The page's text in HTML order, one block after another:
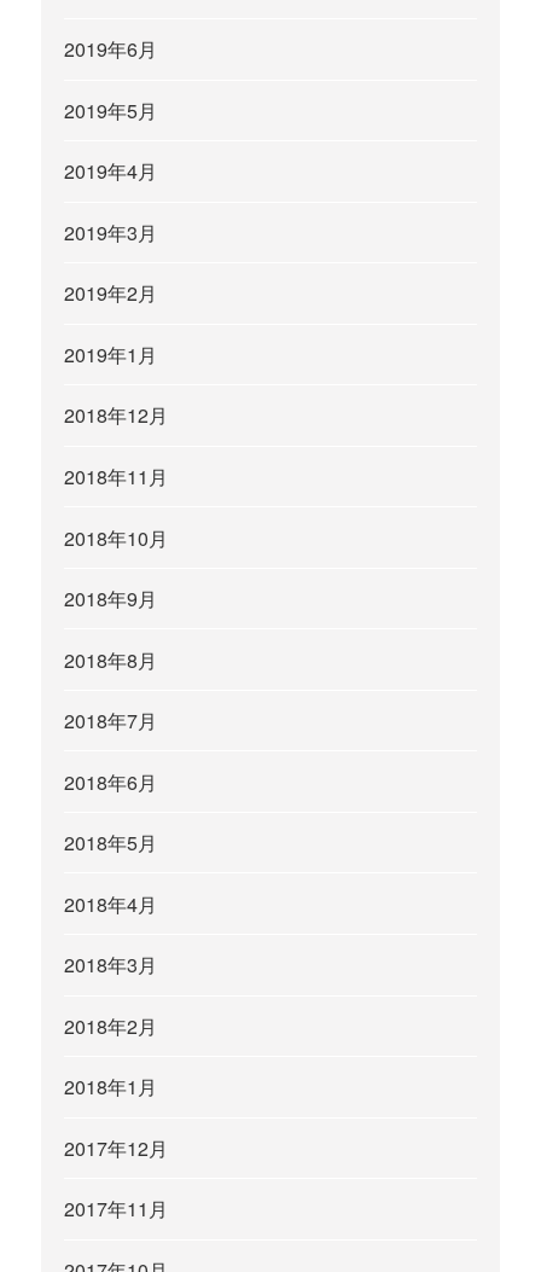
2019年6月
2019年5月
2019年4月
2019年3月
2019年2月
2019年1月
2018年12月
2018年11月
2018年10月
2018年9月
2018年8月
2018年7月
2018年6月
2018年5月
2018年4月
2018年3月
2018年2月
2018年1月
2017年12月
2017年11月